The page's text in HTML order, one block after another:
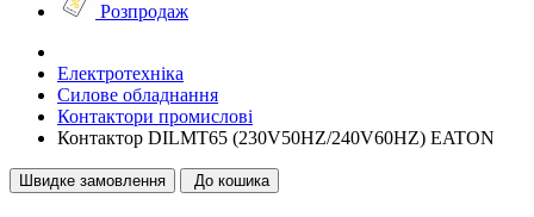
Розпродаж
Електротехніка
Силове обладнання
Контактори промислові
Контактор DILMT65 (230V50HZ/240V60HZ) EATON
Швидке замовлення До кошика